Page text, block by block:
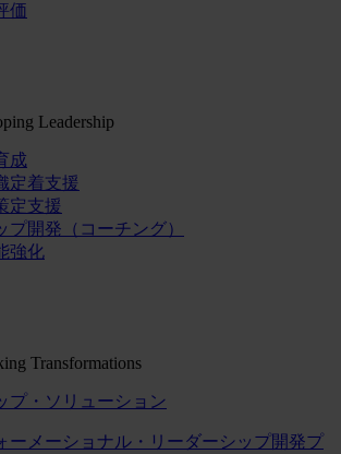
価
Leadership
成
定着支援
定支援
プ開発（コーチング）
強化
Transformations
プ・ソリューション
ーメーショナル・リーダーシップ開発プ